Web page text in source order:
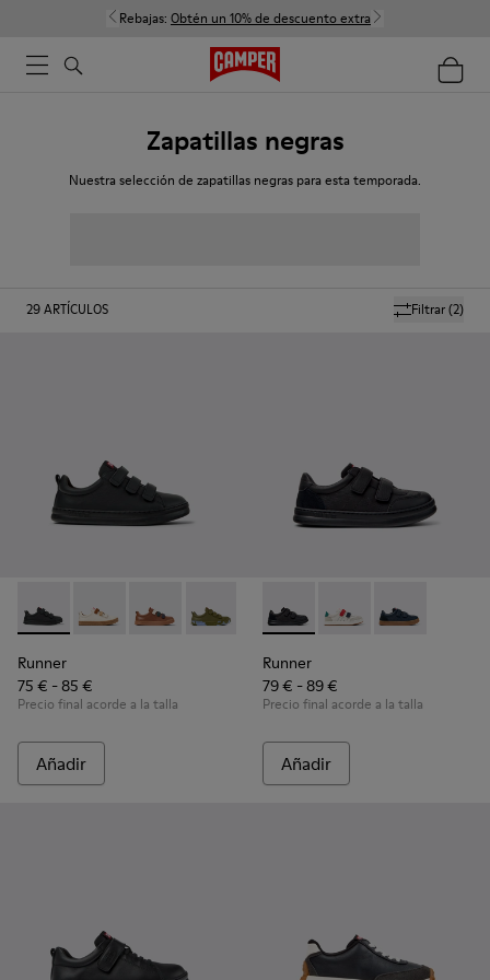
Rebajas: Obtén un 10% de descuento extra
Zapatillas negras
Nuestra selección de zapatillas negras para esta temporada.
Filtrar(2)
29ARTÍCULOS
Runner - K800513-004 - Zapatillas negras de piel y textil
Runner - K800513-015
Runner - K800513-010
Runner - K800513-009
Runner - K800513-001
Runner
75 € - 85 €
Precio final acorde a la talla
Añadir
Runner - K800652-001 -
Runner - K800652-
Runner -
Runner
79 € - 89 €
Precio final acorde a la talla
Añadir